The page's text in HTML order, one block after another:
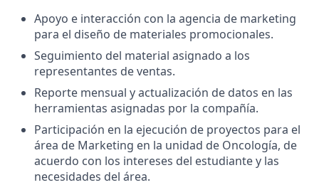
Apoyo e interacción con la agencia de marketing
para el diseño de materiales promocionales.
Seguimiento del material asignado a los
representantes de ventas.
Reporte mensual y actualización de datos en las
herramientas asignadas por la compañía.
Participación en la ejecución de proyectos para el
área de Marketing en la unidad de Oncología, de
acuerdo con los intereses del estudiante y las
necesidades del área.